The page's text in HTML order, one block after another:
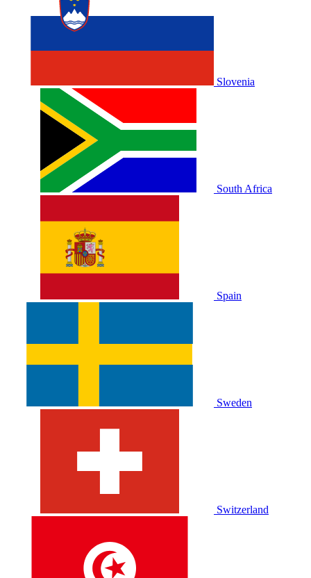
Slovenia
South Africa
Spain
Sweden
Switzerland